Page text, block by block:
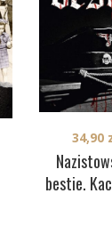
bestie.
34,90